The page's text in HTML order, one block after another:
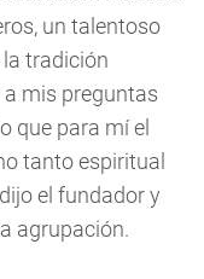
un talentoso
tradición
mis preguntas
que para mí el
tanto espiritual
el fundador y
agrupación.